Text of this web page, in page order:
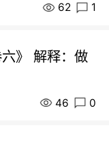
62 1
》 解释：做
46 0